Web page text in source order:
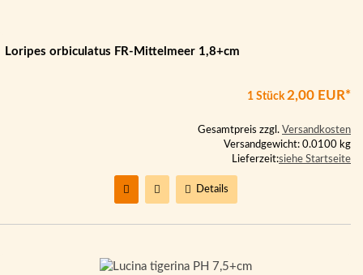
Loripes orbiculatus FR-Mittelmeer 1,8+cm
1 Stück 2,00 EUR*
Gesamtpreis zzgl. Versandkosten
Versandgewicht: 0.0100 kg
Lieferzeit:siehe Startseite
Details